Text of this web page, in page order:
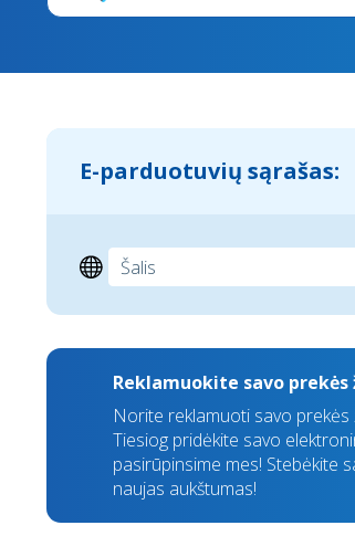
E-parduotuvių sąrašas:
Reklamuokite savo prekės
Norite reklamuoti savo prekės
Tiesiog pridėkite savo
pasirūpinsime mes! Stebėkite
naujas aukštumas!